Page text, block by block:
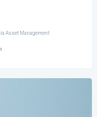
Asset Management